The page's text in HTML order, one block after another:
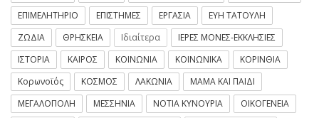
ΕΠΙΜΕΛΗΤΗΡΙΟ
ΕΠΙΣΤΗΜΕΣ ΕΡΓΑΣΙΑ
ΕΥΗ ΤΑΤΟΥΛΗ
ΖΩΔΙΑ
ΘΡΗΣΚΕΙΑ Ιδιαίτερα
ΙΕΡΕΣ ΜΟΝΕΣ-ΕΚΚΛΗΣΙΕΣ
ΙΣΤΟΡΙΑ
ΚΑΙΡΟΣ ΚΟΙΝΩΝΙΑ ΚΟΙΝΩΝΙΚΑ
ΚΟΡΙΝΘΙΑ
Κορωνοϊός
ΚΟΣΜΟΣ ΛΑΚΩΝΙΑ
ΜΑΜΑ ΚΑΙ ΠΑΙΔΙ
ΜΕΓΑΛΟΠΟΛΗ
ΜΕΣΣΗΝΙΑ ΝΟΤΙΑ ΚΥΝΟΥΡΙΑ
ΟΙΚΟΓΕΝΕΙΑ